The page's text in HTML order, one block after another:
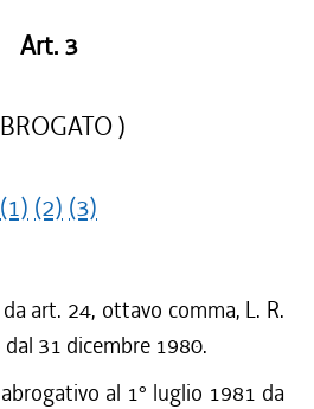
Art. 3
)
(1) (2) (3)
art. 24, ottavo comma, L. R.
31 dicembre 1980.
al 1° luglio 1981 da